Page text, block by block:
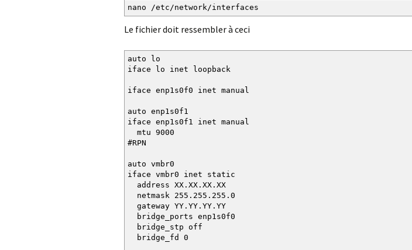
nano /etc/network/interfaces
Le fichier doit ressembler à ceci
auto lo
iface lo inet loopback
iface enp1s0f0 inet manual
auto enp1s0f1
iface enp1s0f1 inet manual
mtu 9000
#RPN
auto vmbr0
iface vmbr0 inet static
address XX.XX.XX.XX
netmask 255.255.255.0
gateway YY.YY.YY.YY
bridge_ports enp1s0f0
bridge_stp off
bridge_fd 0